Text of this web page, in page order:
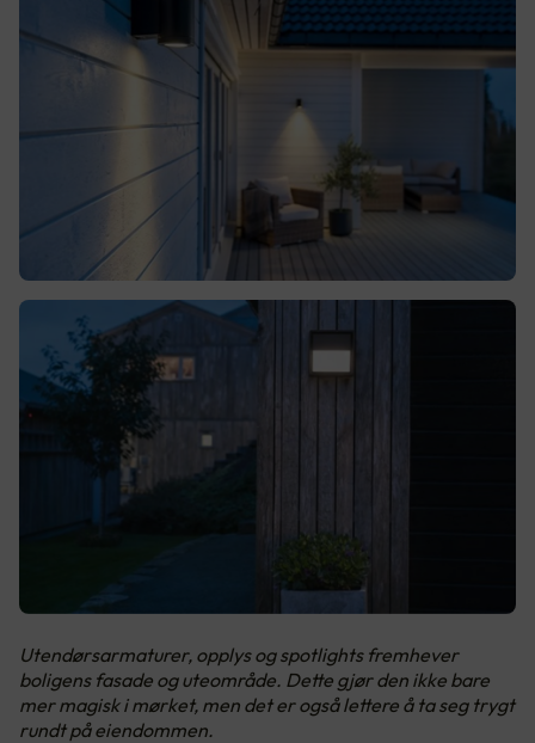
Utendørsarmaturer, opplys og spotlights fremhever
boligens fasade og uteområde. Dette gjør den ikke bare
mer magisk i mørket, men det er også lettere å ta seg trygt
rundt på eiendommen.